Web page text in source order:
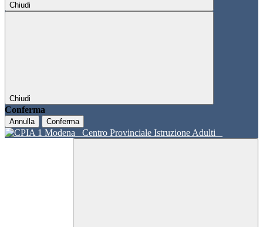
Chiudi
Chiudi
Conferma
Annulla Conferma
Centro Provinciale Istruzione Adulti